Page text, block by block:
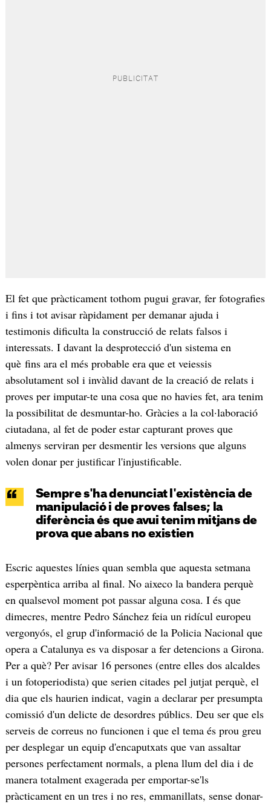
El fet que pràcticament tothom pugui gravar, fer fotografies
i fins i tot avisar ràpidament per demanar ajuda i
testimonis dificulta la construcció de relats falsos i
interessats. I davant la desprotecció d'un sistema en
què fins ara el més probable era que et veiessis
absolutament sol i invàlid davant de la creació de relats i
proves per imputar-te una cosa que no havies fet, ara tenim
la possibilitat de desmuntar-ho. Gràcies a la col·laboració
ciutadana, al fet de poder estar capturant proves que
almenys serviran per desmentir les versions que alguns
volen donar per justificar l'injustificable.
Sempre s'ha denunciat l'existència de
manipulació i de proves falses; la
diferència és que avui tenim mitjans de
prova que abans no existien
Escric aquestes línies quan sembla que aquesta setmana
esperpèntica arriba al final. No aixeco la bandera perquè
en qualsevol moment pot passar alguna cosa. I és que
dimecres, mentre Pedro Sánchez feia un ridícul europeu
vergonyós, el grup d'informació de la Policia Nacional que
opera a Catalunya es va disposar a fer detencions a Girona.
Per a què? Per avisar 16 persones (entre elles dos alcaldes
i un fotoperiodista) que serien citades pel jutjat perquè, el
dia que els haurien indicat, vagin a declarar per presumpta
comissió d'un delicte de desordres públics. Deu ser que els
serveis de correus no funcionen i que el tema és prou greu
per desplegar un equip d'encaputxats que van assaltar
persones perfectament normals, a plena llum del dia i de
manera totalment exagerada per emportar-se'ls
pràcticament en un tres i no res, emmanillats, sense donar-